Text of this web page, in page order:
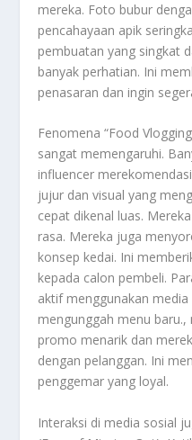
mereka. Foto bubur
pencahayaan apik
pembuatan yang singkat
banyak perhatian. Ini
penasaran dan ingin
Fenomena “Food
sangat memengaruhi.
influencer
jujur dan visual yang
cepat dikenal luas.
rasa. Mereka juga
konsep kedai. Ini
kepada calon pembeli.
aktif menggunakan media
mengunggah menu
promo menarik dan
dengan pelanggan. Ini
penggemar yang loyal.
Interaksi di media sosial